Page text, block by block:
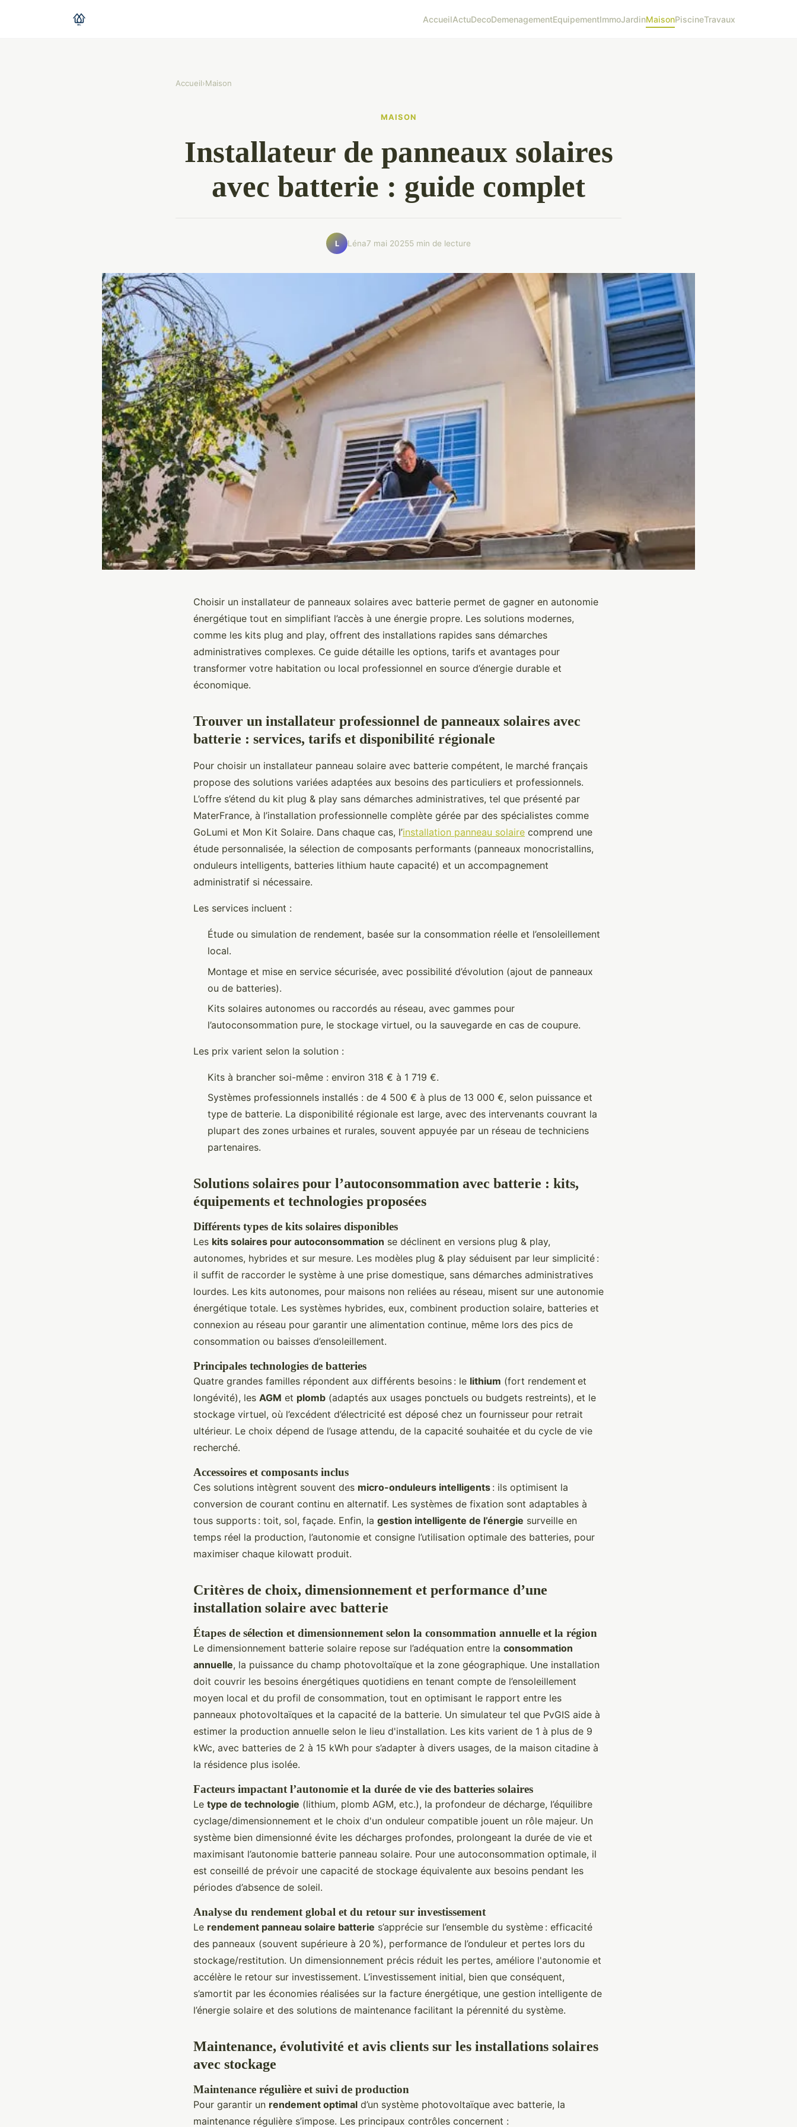
AccueilActuDecoDemenagementEquipementImmoJardinMaisonPiscineTravaux
Accueil›Maison
MAISON
Installateur de panneaux solaires
avec batterie : guide complet
L Léna7 mai 20255 min de lecture
Choisir un installateur de panneaux solaires avec batterie permet de gagner en autonomie
énergétique tout en simplifiant l’accès à une énergie propre. Les solutions modernes,
comme les kits plug and play, offrent des installations rapides sans démarches
administratives complexes. Ce guide détaille les options, tarifs et avantages pour
transformer votre habitation ou local professionnel en source d’énergie durable et
économique.
Trouver un installateur professionnel de panneaux solaires avec
batterie : services, tarifs et disponibilité régionale
Pour choisir un installateur panneau solaire avec batterie compétent, le marché français
propose des solutions variées adaptées aux besoins des particuliers et professionnels.
L’offre s’étend du kit plug & play sans démarches administratives, tel que présenté par
MaterFrance, à l’installation professionnelle complète gérée par des spécialistes comme
GoLumi et Mon Kit Solaire. Dans chaque cas, l’installation panneau solaire comprend une
étude personnalisée, la sélection de composants performants (panneaux monocristallins,
onduleurs intelligents, batteries lithium haute capacité) et un accompagnement
administratif si nécessaire.
Les services incluent :
Étude ou simulation de rendement, basée sur la consommation réelle et l’ensoleillement
local.
Montage et mise en service sécurisée, avec possibilité d’évolution (ajout de panneaux
ou de batteries).
Kits solaires autonomes ou raccordés au réseau, avec gammes pour
l’autoconsommation pure, le stockage virtuel, ou la sauvegarde en cas de coupure.
Les prix varient selon la solution :
Kits à brancher soi-même : environ 318 € à 1 719 €.
Systèmes professionnels installés : de 4 500 € à plus de 13 000 €, selon puissance et
type de batterie. La disponibilité régionale est large, avec des intervenants couvrant la
plupart des zones urbaines et rurales, souvent appuyée par un réseau de techniciens
partenaires.
Solutions solaires pour l’autoconsommation avec batterie : kits,
équipements et technologies proposées
Différents types de kits solaires disponibles
Les kits solaires pour autoconsommation se déclinent en versions plug & play,
autonomes, hybrides et sur mesure. Les modèles plug & play séduisent par leur simplicité :
il suffit de raccorder le système à une prise domestique, sans démarches administratives
lourdes. Les kits autonomes, pour maisons non reliées au réseau, misent sur une autonomie
énergétique totale. Les systèmes hybrides, eux, combinent production solaire, batteries et
connexion au réseau pour garantir une alimentation continue, même lors des pics de
consommation ou baisses d’ensoleillement.
Principales technologies de batteries
Quatre grandes familles répondent aux différents besoins : le lithium (fort rendement et
longévité), les AGM et plomb (adaptés aux usages ponctuels ou budgets restreints), et le
stockage virtuel, où l’excédent d’électricité est déposé chez un fournisseur pour retrait
ultérieur. Le choix dépend de l’usage attendu, de la capacité souhaitée et du cycle de vie
recherché.
Accessoires et composants inclus
Ces solutions intègrent souvent des micro-onduleurs intelligents : ils optimisent la
conversion de courant continu en alternatif. Les systèmes de fixation sont adaptables à
tous supports : toit, sol, façade. Enfin, la gestion intelligente de l’énergie surveille en
temps réel la production, l’autonomie et consigne l’utilisation optimale des batteries, pour
maximiser chaque kilowatt produit.
Critères de choix, dimensionnement et performance d’une
installation solaire avec batterie
Étapes de sélection et dimensionnement selon la consommation annuelle et la région
Le dimensionnement batterie solaire repose sur l’adéquation entre la consommation
annuelle, la puissance du champ photovoltaïque et la zone géographique. Une installation
doit couvrir les besoins énergétiques quotidiens en tenant compte de l’ensoleillement
moyen local et du profil de consommation, tout en optimisant le rapport entre les
panneaux photovoltaïques et la capacité de la batterie. Un simulateur tel que PvGIS aide à
estimer la production annuelle selon le lieu d'installation. Les kits varient de 1 à plus de 9
kWc, avec batteries de 2 à 15 kWh pour s’adapter à divers usages, de la maison citadine à
la résidence plus isolée.
Facteurs impactant l’autonomie et la durée de vie des batteries solaires
Le type de technologie (lithium, plomb AGM, etc.), la profondeur de décharge, l’équilibre
cyclage/dimensionnement et le choix d'un onduleur compatible jouent un rôle majeur. Un
système bien dimensionné évite les décharges profondes, prolongeant la durée de vie et
maximisant l’autonomie batterie panneau solaire. Pour une autoconsommation optimale, il
est conseillé de prévoir une capacité de stockage équivalente aux besoins pendant les
périodes d’absence de soleil.
Analyse du rendement global et du retour sur investissement
Le rendement panneau solaire batterie s’apprécie sur l’ensemble du système : efficacité
des panneaux (souvent supérieure à 20 %), performance de l’onduleur et pertes lors du
stockage/restitution. Un dimensionnement précis réduit les pertes, améliore l'autonomie et
accélère le retour sur investissement. L’investissement initial, bien que conséquent,
s’amortit par les économies réalisées sur la facture énergétique, une gestion intelligente de
l’énergie solaire et des solutions de maintenance facilitant la pérennité du système.
Maintenance, évolutivité et avis clients sur les installations solaires
avec stockage
Maintenance régulière et suivi de production
Pour garantir un rendement optimal d’un système photovoltaïque avec batterie, la
maintenance régulière s’impose. Les principaux contrôles concernent :